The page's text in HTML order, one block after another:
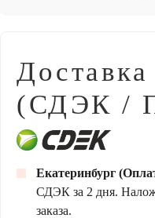
(СДЭК /
Екатеринбург
СДЭК за 2 дня.
заказа.